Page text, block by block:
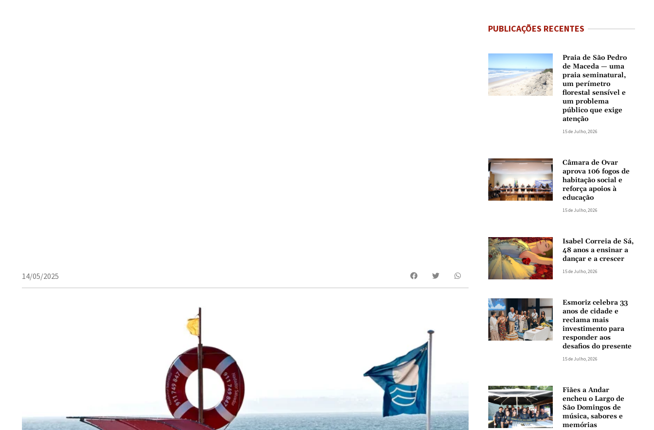
14/05/2025
PUBLICAÇÕES RECENTES
Praia de São Pedro
de Maceda — uma
praia seminatural,
um perímetro
florestal sensível e
um problema
público que exige
atenção
15 de Julho, 2026
Câmara de Ovar
aprova 106 fogos de
habitação social e
reforça apoios à
educação
15 de Julho, 2026
Isabel Correia de Sá,
48 anos a ensinar a
dançar e a crescer
15 de Julho, 2026
Esmoriz celebra 33
anos de cidade e
reclama mais
investimento para
responder aos
desafios do presente
15 de Julho, 2026
Fiães a Andar
encheu o Largo de
São Domingos de
música, sabores e
memórias